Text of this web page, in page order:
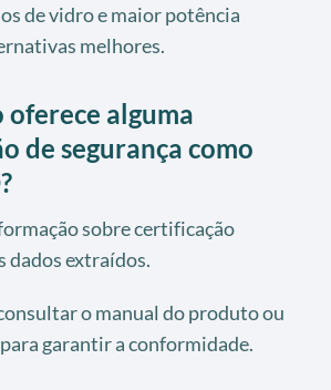
de vidro e maior potência
melhores.
alguma
de segurança como
sobre certificação
dados extraídos.
o manual do produto ou
garantir a conformidade.